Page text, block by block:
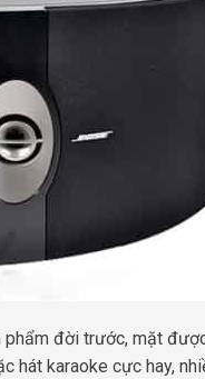
đời trước, mặt
hát karaoke cực hay,